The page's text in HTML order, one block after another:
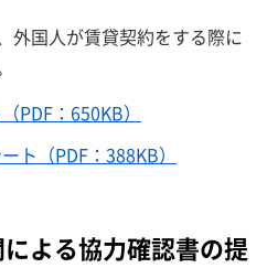
外国人が賃貸契約をする際に
PDF：650KB）
ト（PDF：388KB）
よる協力確認書の提